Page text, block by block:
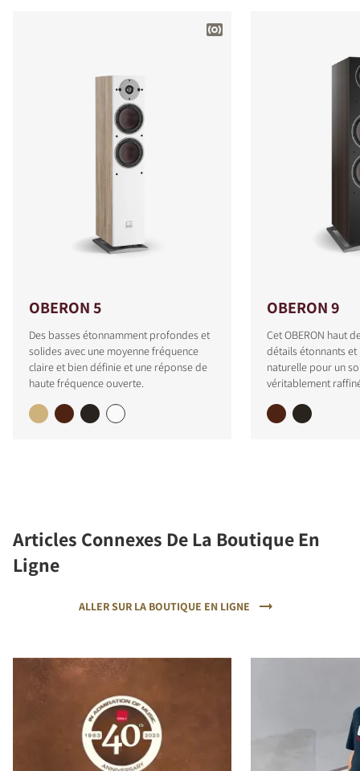
OBERON 5
Des basses étonnamment profondes et
solides avec une moyenne fréquence
claire et bien définie et une réponse de
haute fréquence ouverte.
OBERON 9
Cet OBERON haut
détails étonnants et
naturelle pour un
véritablement
Articles Connexes De La Boutique En
Ligne
ALLER SUR LA BOUTIQUE EN LIGNE